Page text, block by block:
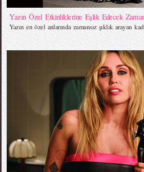
Yazın Özel Etkinliklerine Eşlik Edecek
Yazın en özel anlarında zamansız şıklık arayan